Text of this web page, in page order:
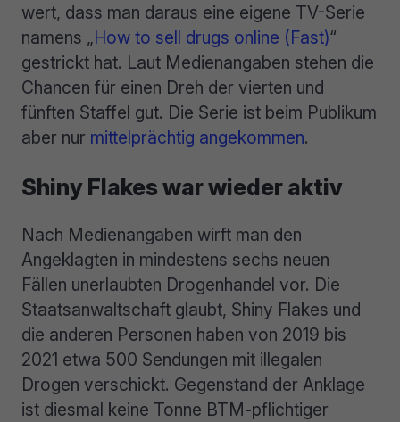
wert, dass man daraus eine eigene TV-Serie
namens „How to sell drugs online (Fast)“
gestrickt hat. Laut Medienangaben stehen die
Chancen für einen Dreh der vierten und
fünften Staffel gut. Die Serie ist beim Publikum
aber nur mittelprächtig angekommen.
Shiny Flakes war wieder aktiv
Nach Medienangaben wirft man den
Angeklagten in mindestens sechs neuen
Fällen unerlaubten Drogenhandel vor. Die
Staatsanwaltschaft glaubt, Shiny Flakes und
die anderen Personen haben von 2019 bis
2021 etwa 500 Sendungen mit illegalen
Drogen verschickt. Gegenstand der Anklage
ist diesmal keine Tonne BTM-pflichtiger